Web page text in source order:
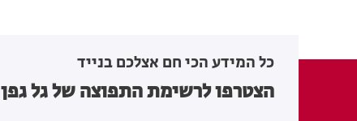
כל המידע הכי חם אצלכם בנייד
הצטרפו לרשימת התפוצה של גל גפן